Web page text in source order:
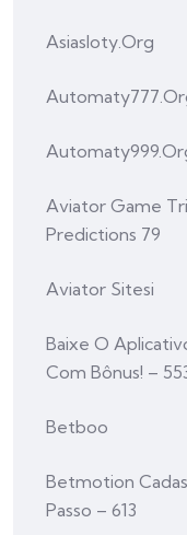
Asiasloty.org
Aviator Game
Predictions 79
Aviator Sitesi
Baixe O
Com Bônus! –
Betboo
Betmotion
Passo – 613